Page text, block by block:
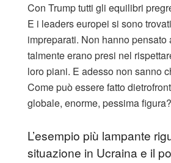
Con Trump tutti gli equilibri
E i leaders europei si sono
impreparati. Non hanno pensato
talmente erano presi nel
loro piani. E adesso non sanno
Come può essere fatto
globale, enorme, pessima figura?
L’esempio più lampante
situazione in Ucraina e il